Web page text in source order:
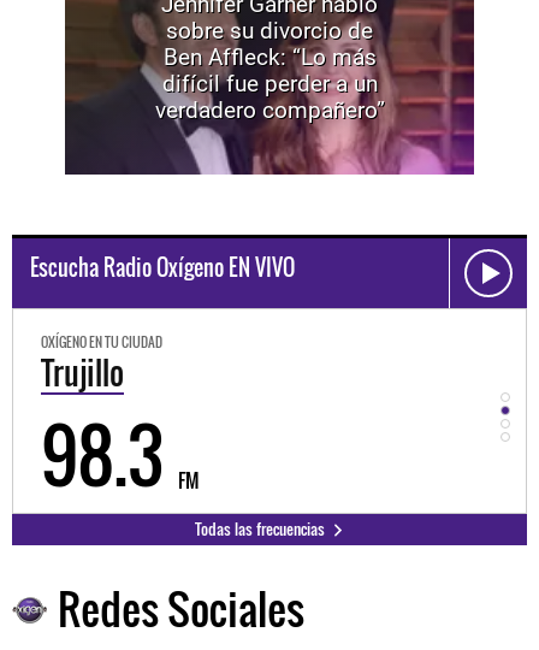
sobre su divorcio de
Ben Affleck: “Lo más
difícil fue perder a un
verdadero compañero”
Escucha Radio Oxígeno EN VIVO
OXÍGENO EN TU CIUDAD
Trujillo
98.3 FM
Todas las frecuencias
Redes Sociales